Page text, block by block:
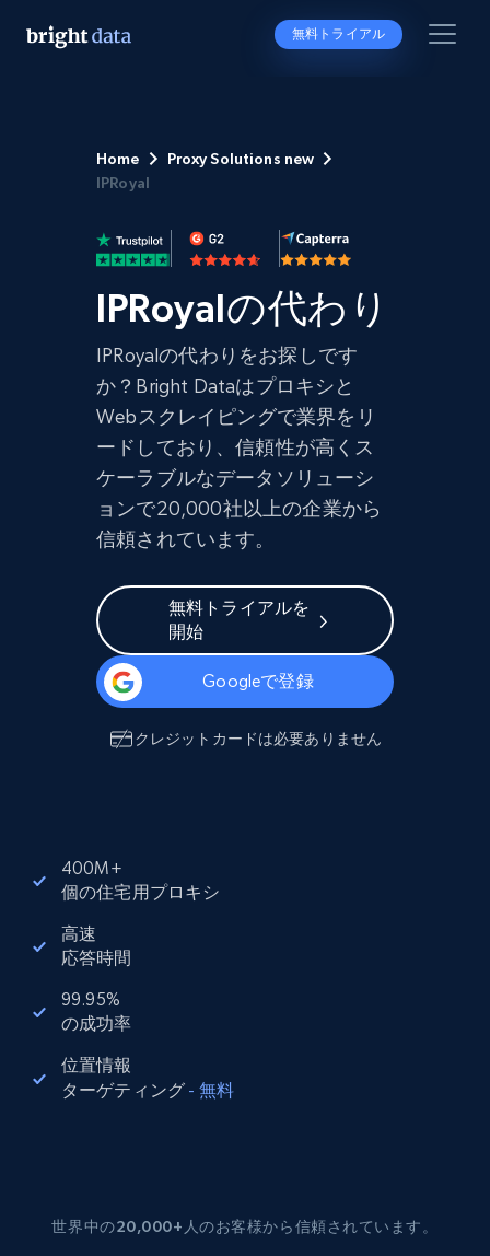
無料トライアル
Home
Proxy Solutions new
IPRoyal
IPRoyalの代わり
IPRoyalの代わりをお探しです
か？Bright Dataはプロキシと
Webスクレイピングで業界をリ
ードしており、信頼性が高くス
ケーラブルなデータソリューシ
ョンで20,000社以上の企業から
信頼されています。
無料トライアルを
開始
Googleで登録
クレジットカードは必要ありません
400M+
個の住宅用プロキシ
高速
応答時間
99.95%
の成功率
位置情報
ターゲティング - 無料
世界中の20,000+人のお客様から信頼されています。